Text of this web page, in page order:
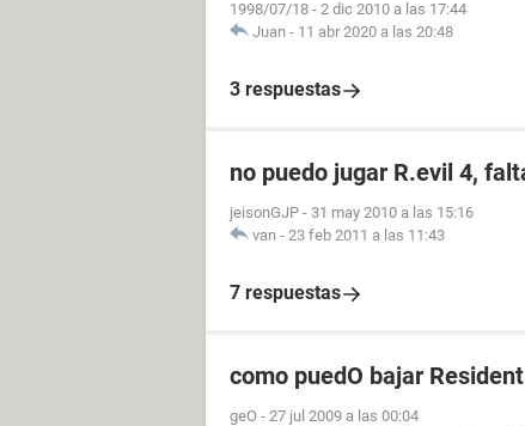
1998/07/18 - 2 dic 2010 a las 17:44
Juan - 11 abr 2020 a las 20:48
3 respuestas
no puedo jugar R.evil 4,
jeisonGJP - 31 may 2010 a las 15:16
van - 23 feb 2011 a las 11:43
7 respuestas
como puedO bajar
geO - 27 jul 2009 a las 00:04